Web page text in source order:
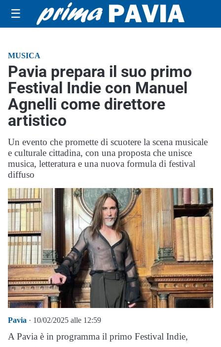
☰
MUSICA
Pavia prepara il suo primo
Festival Indie con Manuel
Agnelli come direttore
artistico
Un evento che promette di scuotere la scena musicale
e culturale cittadina, con una proposta che unisce
musica, letteratura e una nuova formula di festival
diffuso
Pavia · 10/02/2025 alle 12:59
A Pavia è in programma il primo Festival Indie,